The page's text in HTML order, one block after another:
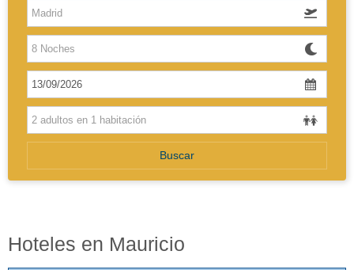
Vuelos
El Caribe
Europa
Africa
Buscar
Hoteles en Mauricio